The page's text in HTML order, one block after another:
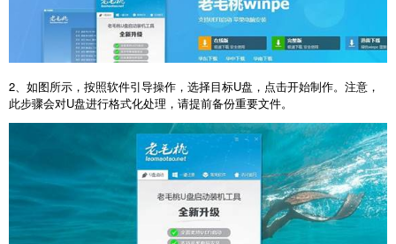
2、如图所示，按照软件引导操作，选择目标U盘，点击开始制作。注意，
此步骤会对U盘进行格式化处理，请提前备份重要文件。